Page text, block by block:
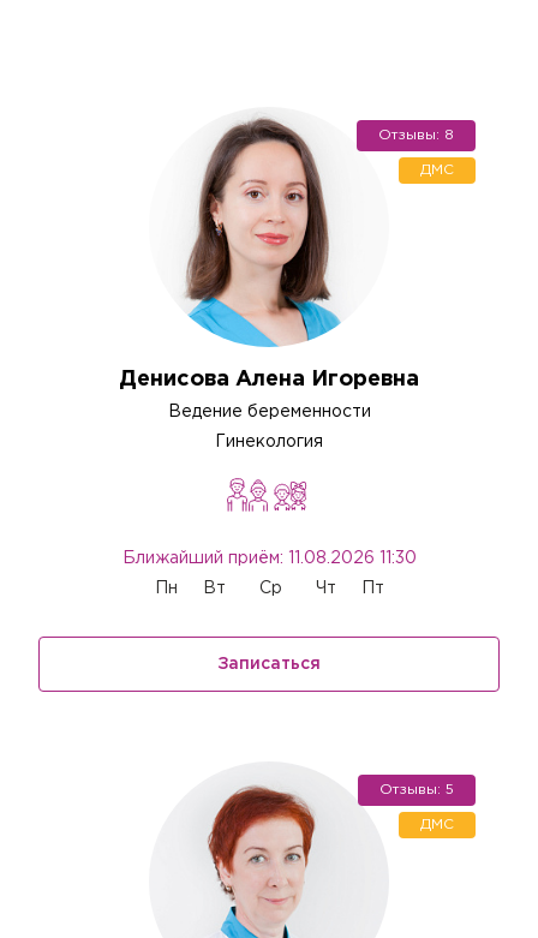
Денисова Алена Игоревна
Ведение беременности
Гинекология
Ближайший приём: 11.08.2026 11:30
Пн Вт Ср Чт Пт
Записаться
Отзывы: 8
ДМС
Отзывы: 5
ДМС